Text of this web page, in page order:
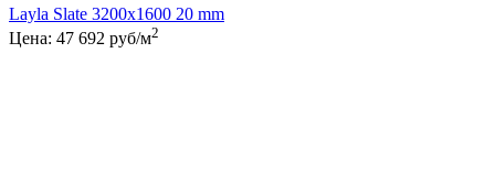
Layla Slate 3200x1600 20 mm
Цена: 47 692 руб/м2